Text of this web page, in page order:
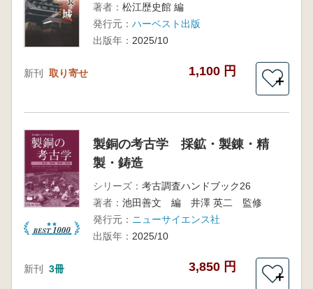
著者： 松江歴史館 編
発行元： ハーベスト出版
出版年： 2025/10
新刊 取り寄せ 1,100 円
＋
製銅の考古学 採鉱・製錬・精
製・鋳造
シリーズ： 考古調査ハンドブック26
著者： 池田善文 編 井澤 英二 監修
発行元： ニューサイエンス社
出版年： 2025/10
新刊 3冊 3,850 円
＋